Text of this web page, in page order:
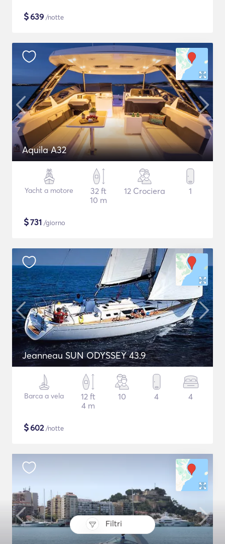
Filtri
$639 /notte
Aquila A32
Yacht a motore
32 ft
10 m
12 Crociera 1
$731 /giorno
Jeanneau SUN ODYSSEY 43.9
Barca a vela
12 ft
4 m
10 4 4
$602/notte